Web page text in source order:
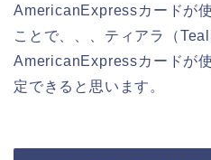
AmericanExpressカードが
ことで、、、ティアラ（
AmericanExpressカードが
定できると思います。